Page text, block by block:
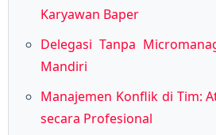
Karyawan Baper
Delegasi Tanpa
Mandiri
Manajemen Konflik di Tim:
secara Profesional